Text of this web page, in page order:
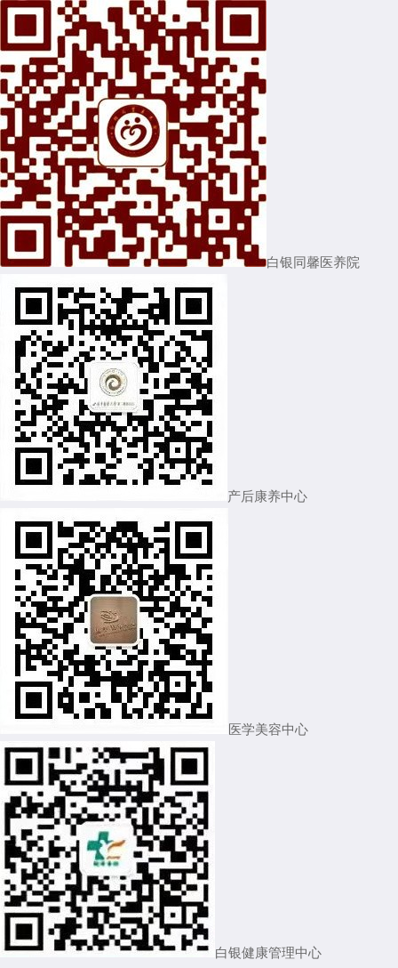
白银同馨医养院
产后康养中心
医学美容中心
白银健康管理中心